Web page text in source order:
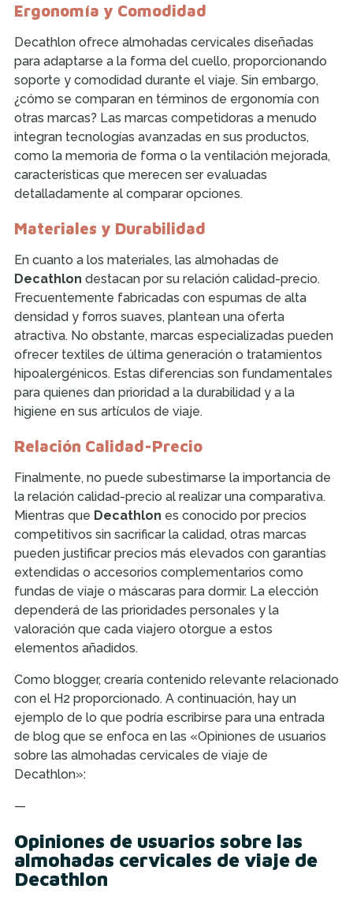
Ergonomía y Comodidad
Decathlon ofrece almohadas cervicales diseñadas
para adaptarse a la forma del cuello, proporcionando
soporte y comodidad durante el viaje. Sin embargo,
¿cómo se comparan en términos de ergonomía con
otras marcas? Las marcas competidoras a menudo
integran tecnologías avanzadas en sus productos,
como la memoria de forma o la ventilación mejorada,
características que merecen ser evaluadas
detalladamente al comparar opciones.
Materiales y Durabilidad
En cuanto a los materiales, las almohadas de
Decathlon destacan por su relación calidad-precio.
Frecuentemente fabricadas con espumas de alta
densidad y forros suaves, plantean una oferta
atractiva. No obstante, marcas especializadas pueden
ofrecer textiles de última generación o tratamientos
hipoalergénicos. Estas diferencias son fundamentales
para quienes dan prioridad a la durabilidad y a la
higiene en sus artículos de viaje.
Relación Calidad-Precio
Finalmente, no puede subestimarse la importancia de
la relación calidad-precio al realizar una comparativa.
Mientras que Decathlon es conocido por precios
competitivos sin sacrificar la calidad, otras marcas
pueden justificar precios más elevados con garantías
extendidas o accesorios complementarios como
fundas de viaje o máscaras para dormir. La elección
dependerá de las prioridades personales y la
valoración que cada viajero otorgue a estos
elementos añadidos.
Como blogger, crearía contenido relevante relacionado
con el H2 proporcionado. A continuación, hay un
ejemplo de lo que podría escribirse para una entrada
de blog que se enfoca en las «Opiniones de usuarios
sobre las almohadas cervicales de viaje de
Decathlon»:
—
Opiniones de usuarios sobre las
almohadas cervicales de viaje de
Decathlon